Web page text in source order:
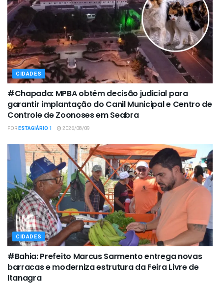
CIDADES
#Chapada: MPBA obtém decisão judicial para
garantir implantação do Canil Municipal e Centro de
Controle de Zoonoses em Seabra
PORESTAGIÁRIO 1 2026/08/09
CIDADES
#Bahia: Prefeito Marcus Sarmento entrega novas
barracas e moderniza estrutura da Feira Livre de
Itanagra